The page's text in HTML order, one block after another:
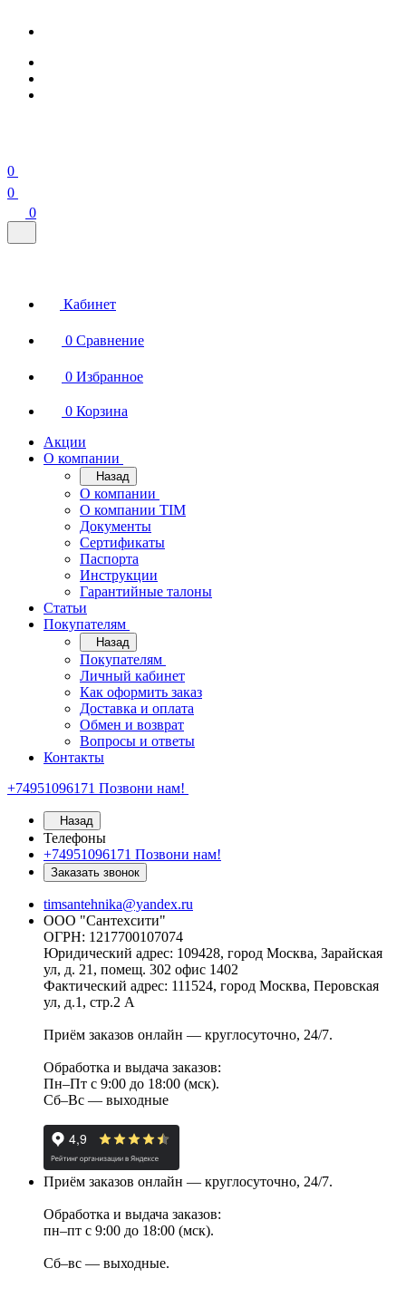
0
0
0
Кабинет
0 Сравнение
0 Избранное
0 Корзина
Акции
О компании
Назад
О компании
О компании TIM
Документы
Сертификаты
Паспорта
Инструкции
Гарантийные талоны
Статьи
Покупателям
Назад
Покупателям
Личный кабинет
Как оформить заказ
Доставка и оплата
Обмен и возврат
Вопросы и ответы
Контакты
+74951096171 Позвони нам!
Назад
Телефоны
+74951096171 Позвони нам!
Заказать звонок
timsantehnika@yandex.ru
ООО "Сантехсити"
ОГРН: 1217700107074
Юридический адрес: 109428, город Москва, Зарайская
ул, д. 21, помещ. 302 офис 1402
Фактический адрес: 111524, город Москва, Перовская
ул, д.1, стр.2 А
Приём заказов онлайн — круглосуточно, 24/7.
Обработка и выдача заказов:
Пн–Пт с 9:00 до 18:00 (мск).
Сб–Вс — выходные
Приём заказов онлайн — круглосуточно, 24/7.
Обработка и выдача заказов:
пн–пт с 9:00 до 18:00 (мск).
Сб–вс — выходные.